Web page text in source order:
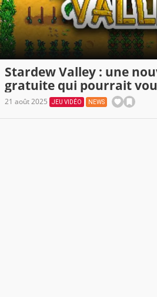
Stardew Valley : une
gratuite qui pourrait
21 août 2025 JEU VIDÉO NEWS